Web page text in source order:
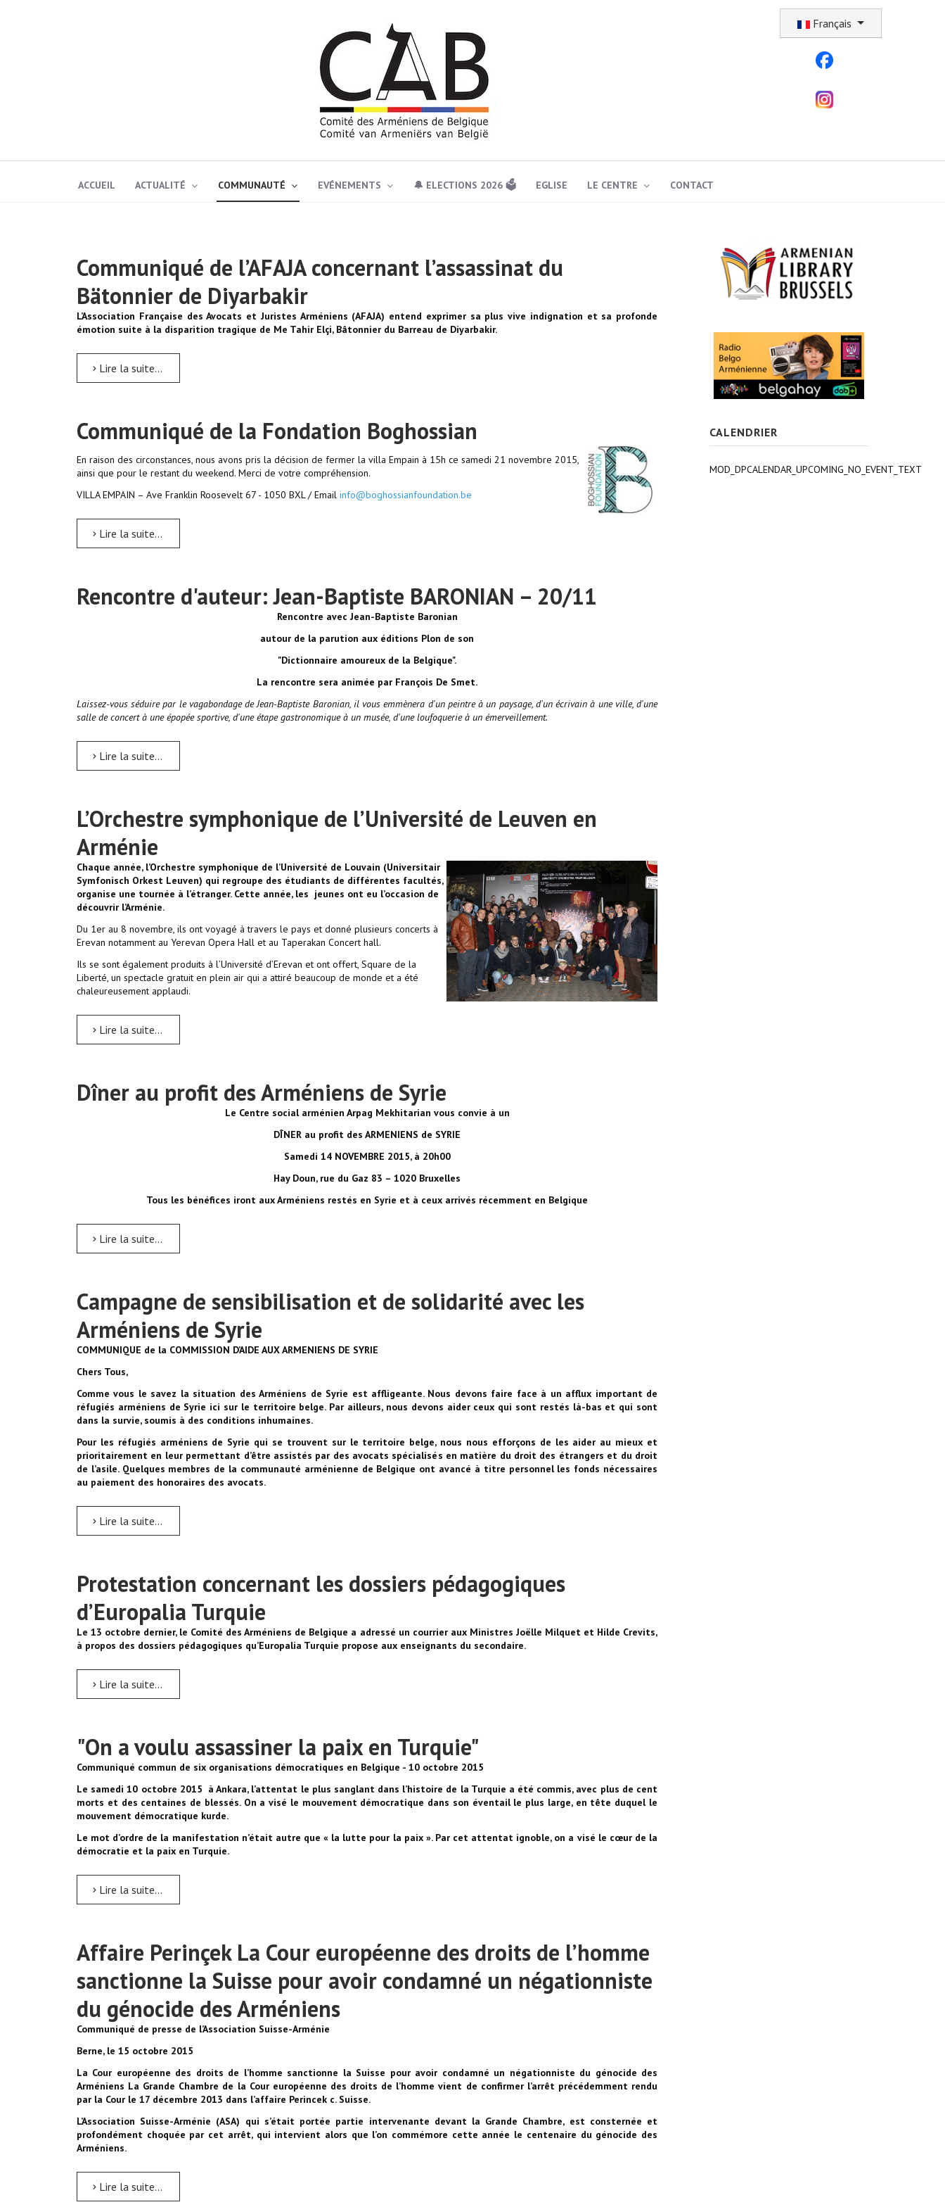
Français
ACCUEIL ACTUALITÉ COMMUNAUTÉ EVÉNEMENTS 🔔 ELECTIONS 2026 🗳️ EGLISE LE CENTRE CONTACT
Communiqué de l’AFAJA concernant l’assassinat du
Bätonnier de Diyarbakir
L’Association Française des Avocats et Juristes Arméniens (AFAJA) entend exprimer sa plus vive indignation et sa profonde
émotion suite à la disparition tragique de Me Tahir Elçi, Bâtonnier du Barreau de Diyarbakir.
Lire la suite...
Communiqué de la Fondation Boghossian
En raison des circonstances, nous avons pris la décision de fermer la villa Empain à 15h ce samedi 21 novembre 2015,
ainsi que pour le restant du weekend. Merci de votre compréhension.
VILLA EMPAIN – Ave Franklin Roosevelt 67 - 1050 BXL / Email info@boghossianfoundation.be
Lire la suite...
Rencontre d'auteur: Jean-Baptiste BARONIAN – 20/11
Rencontre avec Jean-Baptiste Baronian
autour de la parution aux éditions Plon de son
"Dictionnaire amoureux de la Belgique".
La rencontre sera animée par François De Smet.
Laissez-vous séduire par le vagabondage de Jean-Baptiste Baronian, il vous emmènera d'un peintre à un paysage, d'un écrivain à une ville, d'une
salle de concert à une épopée sportive, d'une étape gastronomique à un musée, d'une loufoquerie à un émerveillement.
Lire la suite...
L’Orchestre symphonique de l’Université de Leuven en
Arménie
Chaque année, l’Orchestre symphonique de l’Université de Louvain (Universitair
Symfonisch Orkest Leuven) qui regroupe des étudiants de différentes facultés,
organise une tournée à l’étranger. Cette année, les jeunes ont eu l’occasion de
découvrir l’Arménie.
Du 1er au 8 novembre, ils ont voyagé à travers le pays et donné plusieurs concerts à
Erevan notamment au Yerevan Opera Hall et au Taperakan Concert hall.
Ils se sont également produits à l’Université d’Erevan et ont offert, Square de la
Liberté, un spectacle gratuit en plein air qui a attiré beaucoup de monde et a été
chaleureusement applaudi.
Lire la suite...
Dîner au profit des Arméniens de Syrie
Le Centre social arménien Arpag Mekhitarian vous convie à un
DÎNER au profit des ARMENIENS de SYRIE
Samedi 14 NOVEMBRE 2015, à 20h00
Hay Doun, rue du Gaz 83 – 1020 Bruxelles
Tous les bénéfices iront aux Arméniens restés en Syrie et à ceux arrivés récemment en Belgique
Lire la suite...
Campagne de sensibilisation et de solidarité avec les
Arméniens de Syrie
COMMUNIQUE de la COMMISSION D’AIDE AUX ARMENIENS DE SYRIE
Chers Tous,
Comme vous le savez la situation des Arméniens de Syrie est affligeante. Nous devons faire face à un afflux important de
réfugiés arméniens de Syrie ici sur le territoire belge. Par ailleurs, nous devons aider ceux qui sont restés là-bas et qui sont
dans la survie, soumis à des conditions inhumaines.
Pour les réfugiés arméniens de Syrie qui se trouvent sur le territoire belge, nous nous efforçons de les aider au mieux et
prioritairement en leur permettant d’être assistés par des avocats spécialisés en matière du droit des étrangers et du droit
de l’asile. Quelques membres de la communauté arménienne de Belgique ont avancé à titre personnel les fonds nécessaires
au paiement des honoraires des avocats.
Lire la suite...
Protestation concernant les dossiers pédagogiques
d’Europalia Turquie
Le 13 octobre dernier, le Comité des Arméniens de Belgique a adressé un courrier aux Ministres Joëlle Milquet et Hilde Crevits,
à propos des dossiers pédagogiques qu’Europalia Turquie propose aux enseignants du secondaire.
Lire la suite...
"On a voulu assassiner la paix en Turquie"
Communiqué commun de six organisations démocratiques en Belgique - 10 octobre 2015
Le samedi 10 octobre 2015 à Ankara, l’attentat le plus sanglant dans l’histoire de la Turquie a été commis, avec plus de cent
morts et des centaines de blessés. On a visé le mouvement démocratique dans son éventail le plus large, en tête duquel le
mouvement démocratique kurde.
Le mot d’ordre de la manifestation n’était autre que « la lutte pour la paix ». Par cet attentat ignoble, on a visé le cœur de la
démocratie et la paix en Turquie.
Lire la suite...
Affaire Perinçek La Cour européenne des droits de l’homme
sanctionne la Suisse pour avoir condamné un négationniste
du génocide des Arméniens
Communiqué de presse de l’Association Suisse-Arménie
Berne, le 15 octobre 2015
La Cour européenne des droits de l’homme sanctionne la Suisse pour avoir condamné un négationniste du génocide des
Arméniens La Grande Chambre de la Cour européenne des droits de l’homme vient de confirmer l’arrêt précédemment rendu
par la Cour le 17 décembre 2013 dans l’affaire Perincek c. Suisse.
L’Association Suisse-Arménie (ASA) qui s’était portée partie intervenante devant la Grande Chambre, est consternée et
profondément choquée par cet arrêt, qui intervient alors que l’on commémore cette année le centenaire du génocide des
Arméniens.
Lire la suite...
CALENDRIER
MOD_DPCALENDAR_UPCOMING_NO_EVENT_TEXT